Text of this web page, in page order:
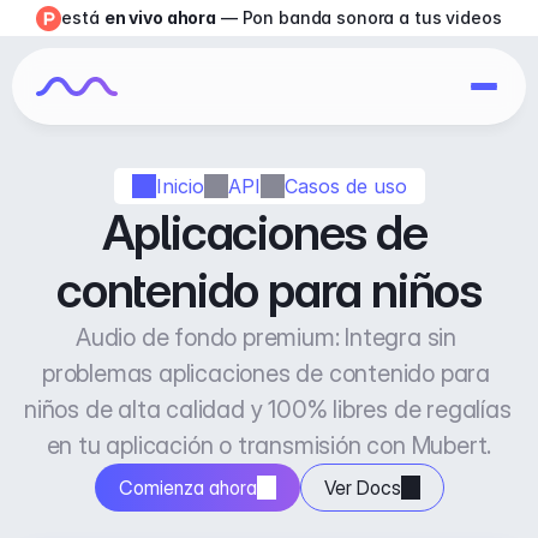
Inicio API Casos de uso
Aplicaciones de
contenido para niños
Audio de fondo premium: Integra sin
problemas aplicaciones de contenido para
niños de alta calidad y 100% libres de regalías
en tu aplicación o transmisión con Mubert.
Comienza ahora Ver Docs
está en vivo ahora — Pon banda sonora a tus videos